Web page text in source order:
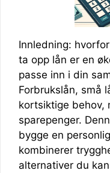
Innledning:
ta opp lån er en
passe inn i din
Forbrukslån, små
kortsiktige behov,
sparepenger.
bygge en
kombinerer
alternativer du